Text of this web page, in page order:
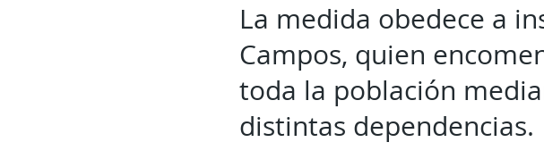
La medida obedece a
Campos, quien
toda la población
distintas dependencias.